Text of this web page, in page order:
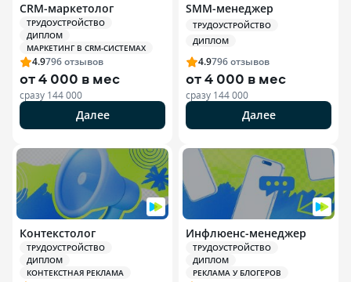
CRM-маркетолог
ТРУДОУСТРОЙСТВО
ДИПЛОМ
МАРКЕТИНГ В CRM-СИСТЕМАХ
4.9796отзывов
от4 000 в мес
сразу 144 000
Далее
SMM-менеджер
ТРУДОУСТРОЙСТВО
ДИПЛОМ
4.9796отзывов
от4 000 в мес
сразу 144 000
Далее
Контекстолог
ТРУДОУСТРОЙСТВО
ДИПЛОМ
КОНТЕКСТНАЯ РЕКЛАМА
Инфлюенс-менеджер
ТРУДОУСТРОЙСТВО
ДИПЛОМ
РЕКЛАМА У БЛОГЕРОВ